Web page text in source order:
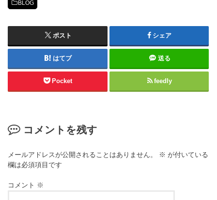
BLOG
ポスト シェア
はてブ 送る
Pocket feedly
コメントを残す
メールアドレスが公開されることはありません。 ※ が付いている
欄は必須項目です
コメント ※